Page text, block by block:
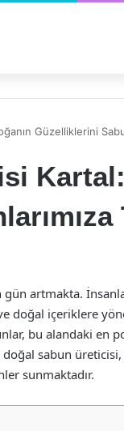
Güzelliklerini
artmakta.
doğal içeriklere
bu alandaki en
sabun
sunmaktadır.